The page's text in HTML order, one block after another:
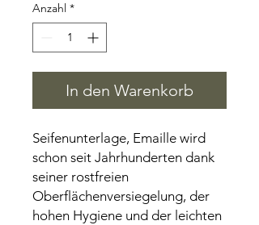
Anzahl *
In den Warenkorb
Seifenunterlage, Emaille wird
schon seit Jahrhunderten dank
seiner rostfreien
Oberflächenversiegelung, der
hohen Hygiene und der leichten